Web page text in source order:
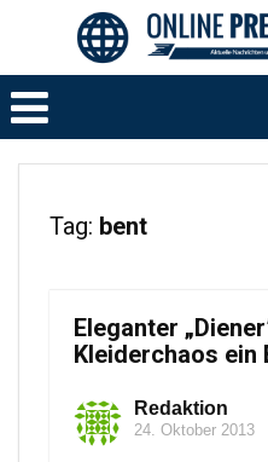
Tag: bent
Eleganter
Kleiderchaos ein
Redaktion
24. Oktober 2013